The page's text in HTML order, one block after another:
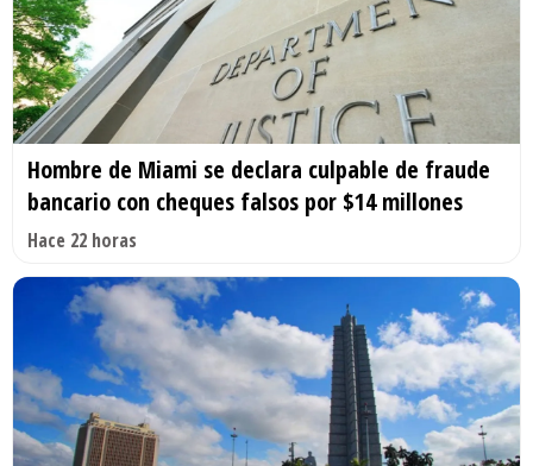
Hombre de Miami se declara culpable de fraude
bancario con cheques falsos por $14 millones
Hace 22 horas